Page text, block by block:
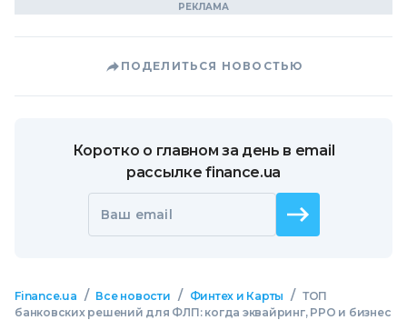
ПОДЕЛИТЬСЯ НОВОСТЬЮ
Коротко о главном за день в email
рассылке finance.ua
Ваш email
Finance.ua / Все новости / Финтех и Карты / ТОП
банковских решений для ФЛП: когда эквайринг, РРО и бизнес